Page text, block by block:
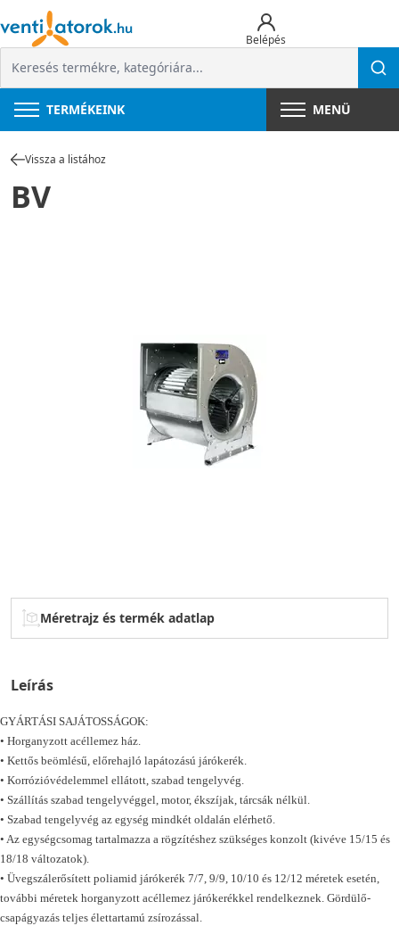
Belépés
TERMÉKEINK MENÜ
Vissza a listához
BV
Méretrajz és termék adatlap
Leírás
GYÁRTÁSI SAJÁTOSSÁGOK:
• Horganyzott acéllemez ház.
• Kettős beömlésű, előrehajló lapátozású járókerék.
• Korrózióvédelemmel ellátott, szabad tengelyvég.
• Szállítás szabad tengelyvéggel, motor, ékszíjak, tárcsák nélkül.
• Szabad tengelyvég az egység mindkét oldalán elérhető.
• Az egységcsomag tartalmazza a rögzítéshez szükséges konzolt (kivéve 15/15 és
18/18 változatok).
• Üvegszálerősített poliamid járókerék 7/7, 9/9, 10/10 és 12/12 méretek esetén,
további méretek horganyzott acéllemez járókerékkel rendelkeznek. Gördülő-
csapágyazás teljes élettartamú zsírozással.